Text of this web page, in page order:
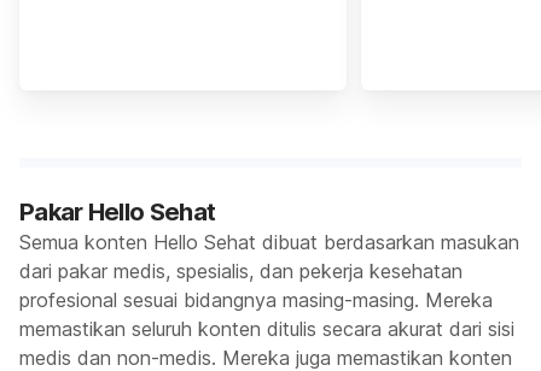
Pakar Hello Sehat
Semua konten Hello Sehat dibuat berdasarkan masukan
dari pakar medis, spesialis, dan pekerja kesehatan
profesional sesuai bidangnya masing-masing. Mereka
memastikan seluruh konten ditulis secara akurat dari sisi
medis dan non-medis. Mereka juga memastikan konten